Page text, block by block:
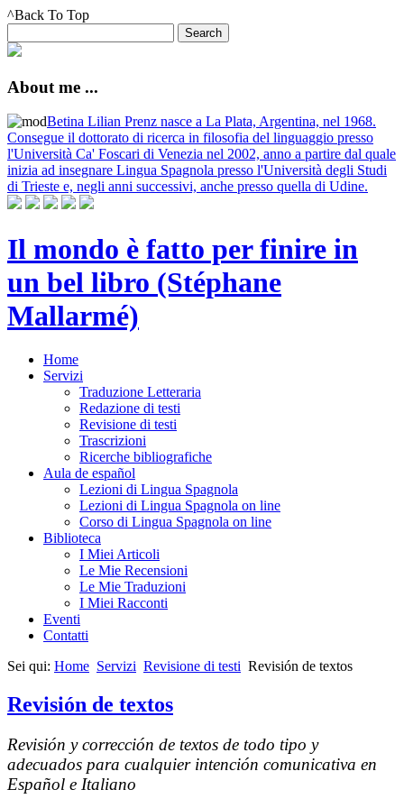
^Back To Top
About me ...
Betina Lilian Prenz nasce a La Plata, Argentina, nel 1968.
Consegue il dottorato di ricerca in filosofia del linguaggio presso
l'Università Ca' Foscari di Venezia nel 2002, anno a partire dal quale
inizia ad insegnare Lingua Spagnola presso l'Università degli Studi
di Trieste e, negli anni successivi, anche presso quella di Udine.
Il mondo è fatto per finire in
un bel libro (Stéphane
Mallarmé)
Home
Servizi
Traduzione Letteraria
Redazione di testi
Revisione di testi
Trascrizioni
Ricerche bibliografiche
Aula de español
Lezioni di Lingua Spagnola
Lezioni di Lingua Spagnola on line
Corso di Lingua Spagnola on line
Biblioteca
I Miei Articoli
Le Mie Recensioni
Le Mie Traduzioni
I Miei Racconti
Eventi
Contatti
Sei qui: Home Servizi Revisione di testi Revisión de textos
Revisión de textos
Revisión y corrección de textos de todo tipo y
adecuados para cualquier intención comunicativa en
Español e Italiano